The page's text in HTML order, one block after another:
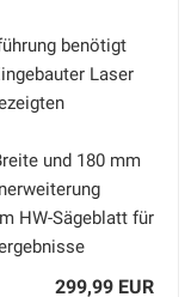
benötigt
Laser
und 180 mm
HW-Sägeblatt für
299,99 EUR